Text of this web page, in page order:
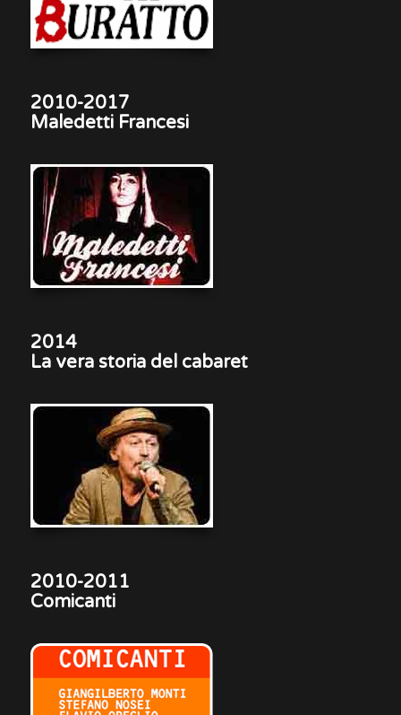
2010-2017
Maledetti Francesi
2014
La vera storia del cabaret
2010-2011
Comicanti